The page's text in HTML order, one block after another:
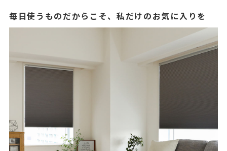
毎日使うものだからこそ、私だけのお気に入りを